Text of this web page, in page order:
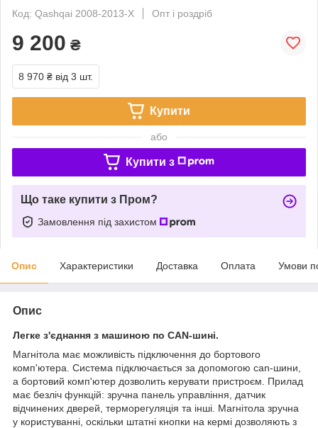
Код: Qashqai 2008-2013-X
Опт і роздріб
9 200 ₴
8 970 ₴ від 3 шт.
Купити
або
Купити з
Що таке купити з Пром?
Замовлення під захистом
Опис Характеристики Доставка Оплата Умови
Опис
Легке з'єднання з машиною по CAN-шині.
Магнітола має можливість підключення до бортового
комп'ютера. Система підключається за допомогою can-шини,
а бортовий комп'ютер дозволить керувати пристроєм. Прилад
має безліч функцій: зручна панель управління, датчик
відчинених дверей, терморегуляція та інші. Магнітола зручна
у користуванні, оскільки штатні кнопки на кермі дозволяють з